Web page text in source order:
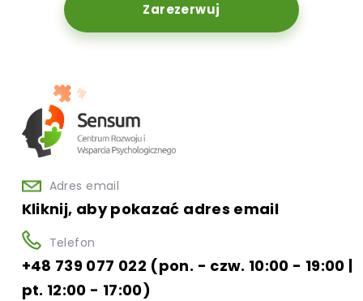
Zarezerwuj
Adres email
Kliknij, aby pokazać adres email
Telefon
+48 739 077 022 (pon. - czw. 10:00 - 19:00 |
pt. 12:00 - 17:00)